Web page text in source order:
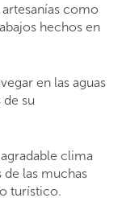
como
hechos en
en las aguas
su
clima
de las muchas
turístico.